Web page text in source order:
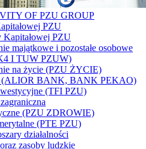
OF PZU GROUP
PZU
Kapitałowej PZU
majątkowe i pozostałe osobowe
I TUW PZUW)
na życie (PZU ŻYCIE)
(ALIOR BANK, BANK PEKAO)
(TFI PZU)
(PZU ZDROWIE)
(PTE PZU)
działalności
zasoby ludzkie